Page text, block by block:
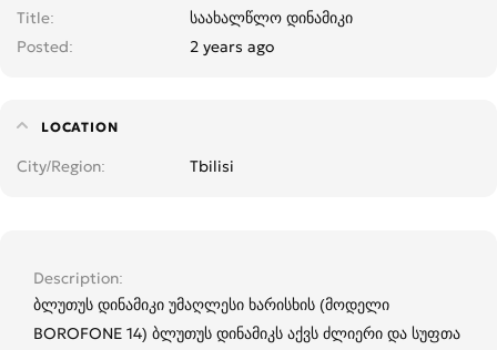
Title
საახალწლო დინამიკი
Posted
2 years ago
LOCATION
City/Region Tbilisi
Description
ბლუთუს დინამიკი უმაღლესი ხარისხის (მოდელი
BOROFONE 14) ბლუთუს დინამიკს აქვს ძლიერი და სუფთა